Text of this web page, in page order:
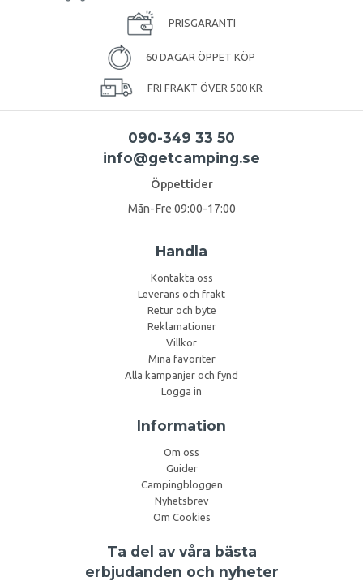
PRISGARANTI
60 DAGAR ÖPPET KÖP
FRI FRAKT ÖVER 500 KR
090-349 33 50
info@getcamping.se
Öppettider
Mån-Fre 09:00-17:00
Handla
Kontakta oss
Leverans och frakt
Retur och byte
Reklamationer
Villkor
Mina favoriter
Alla kampanjer och fynd
Logga in
Information
Om oss
Guider
Campingbloggen
Nyhetsbrev
Om Cookies
Ta del av våra bästa
erbjudanden och nyheter